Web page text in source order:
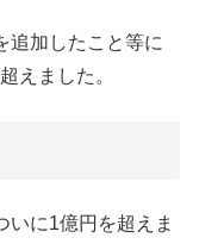
追加したこと等に
えました。
いに1億円を超えま